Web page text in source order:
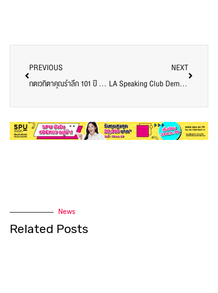
PREVIOUS
กตเวทิตาคุณรำลึก 101 ปี ดร.สุข พุคยาภรณ์ ผู้ก่อตั้งมหาวิทยาลัยศรีปทุม
NEXT
LA Speaking Club Demo : Meeting 3 and Story Telling Contest 2017
News
Related Posts